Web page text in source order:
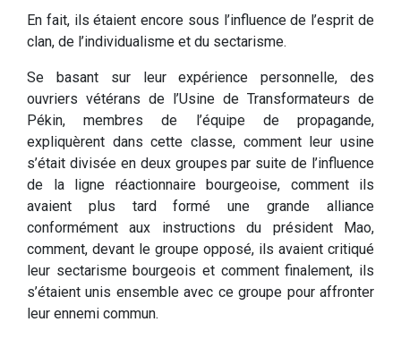
En fait, ils étaient encore sous l’influence de l’esprit de
clan, de l’individualisme et du sectarisme.
Se basant sur leur expérience personnelle, des
ouvriers vétérans de l’Usine de Transformateurs de
Pékin, membres de l’équipe de propagande,
expliquèrent dans cette classe, comment leur usine
s’était divisée en deux groupes par suite de l’influence
de la ligne réactionnaire bourgeoise, comment ils
avaient plus tard formé une grande alliance
conformément aux instructions du président Mao,
comment, devant le groupe opposé, ils avaient critiqué
leur sectarisme bourgeois et comment finalement, ils
s’étaient unis ensemble avec ce groupe pour affronter
leur ennemi commun.